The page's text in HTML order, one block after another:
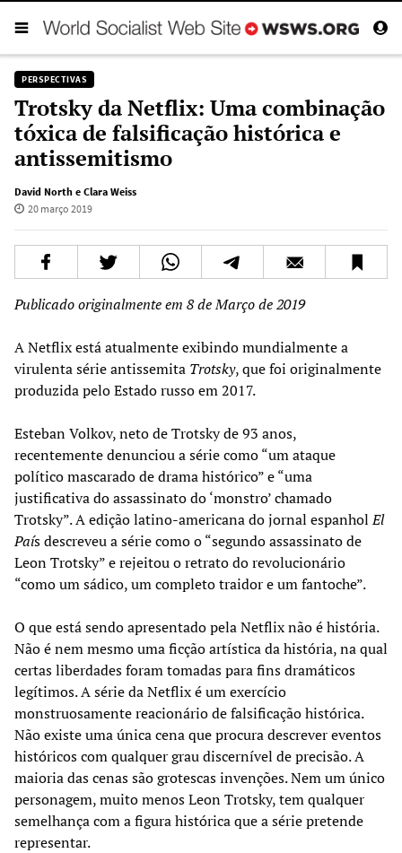
PERSPECTIVAS
Trotsky da Netflix: Uma combinação
tóxica de falsificação histórica e
antissemitismo
David North e Clara Weiss
20 março 2019
Publicado originalmente em 8 de Março de 2019
A Netflix está atualmente exibindo mundialmente a
virulenta série antissemita Trotsky, que foi originalmente
produzida pelo Estado russo em 2017.
Esteban Volkov, neto de Trotsky de 93 anos,
recentemente denunciou a série como “um ataque
político mascarado de drama histórico” e “uma
justificativa do assassinato do ‘monstro’ chamado
Trotsky”. A edição latino-americana do jornal espanholEl
País descreveu a série como o “segundo assassinato de
Leon Trotsky” e rejeitou o retrato do revolucionário
“como um sádico, um completo traidor e um fantoche”.
O que está sendo apresentado pela Netflix não é história.
Não é nem mesmo uma ficção artística da história, na qual
certas liberdades foram tomadas para fins dramáticos
legítimos. A série da Netflix é um exercício
monstruosamente reacionário de falsificação histórica.
Não existe uma única cena que procura descrever eventos
históricos com qualquer grau discernível de precisão. A
maioria das cenas são grotescas invenções. Nem um único
personagem, muito menos Leon Trotsky, tem qualquer
semelhança com a figura histórica que a série pretende
representar.